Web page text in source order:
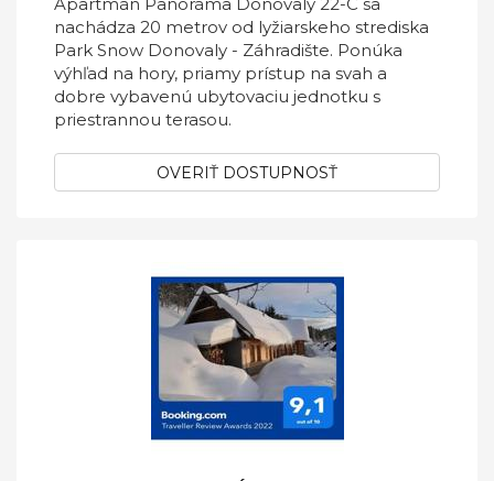
nachádza 20 metrov od lyžiarskeho strediska
Park Snow Donovaly - Záhradište. Ponúka
výhľad na hory, priamy prístup na svah a
dobre vybavenú ubytovaciu jednotku s
priestrannou terasou.
OVERIŤ DOSTUPNOSŤ